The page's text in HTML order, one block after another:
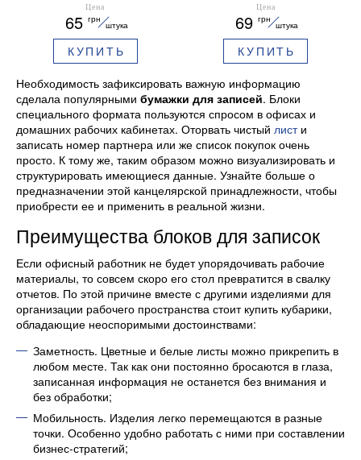
склеенный BM.2204
Buromax
Цена
65 грн
штука
КУПИТЬ
BM.2214 Buromax
Цена
69 грн
штука
КУПИТЬ
Необходимость зафиксировать важную информацию
сделала популярными бумажки для записей. Блоки
специального формата пользуются спросом в офисах и
домашних рабочих кабинетах. Оторвать чистый листи
записать номер партнера или же список покупок очень
просто. К тому же, таким образом можно визуализировать и
структурировать имеющиеся данные. Узнайте больше о
предназначении этой канцелярской принадлежности, чтобы
приобрести ее и применить в реальной жизни.
Преимущества блоков для записок
Если офисный работник не будет упорядочивать рабочие
материалы, то совсем скоро его стол превратится в свалку
отчетов. По этой причине вместе с другими изделиями для
организации рабочего пространства стоит купить кубарики,
обладающие неоспоримыми достоинствами:
Заметность. Цветные и белые листы можно прикрепить в
любом месте. Так как они постоянно бросаются в глаза,
записанная информация не останется без внимания и
без обработки;
Мобильность. Изделия легко перемещаются в разные
точки. Особенно удобно работать с ними при составлении
бизнес-стратегий;